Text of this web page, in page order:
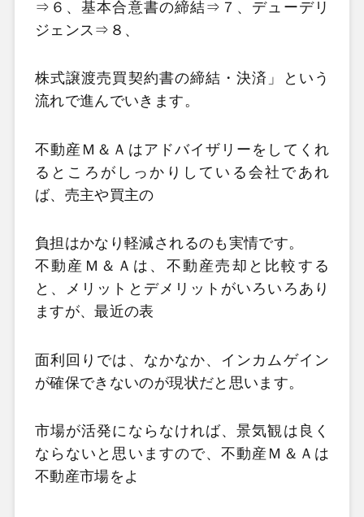
⇒６、基本合意書の締結⇒７、デューデリ
ジェンス⇒８、
株式譲渡売買契約書の締結・決済」という
流れで進んでいきます。
不動産Ｍ＆Ａはアドバイザリーをしてくれ
るところがしっかりしている会社であれ
ば、売主や買主の
負担はかなり軽減されるのも実情です。
不動産Ｍ＆Ａは、不動産売却と比較する
と、メリットとデメリットがいろいろあり
ますが、最近の表
面利回りでは、なかなか、インカムゲイン
が確保できないのが現状だと思います。
市場が活発にならなければ、景気観は良く
ならないと思いますので、不動産Ｍ＆Ａは
不動産市場をよ